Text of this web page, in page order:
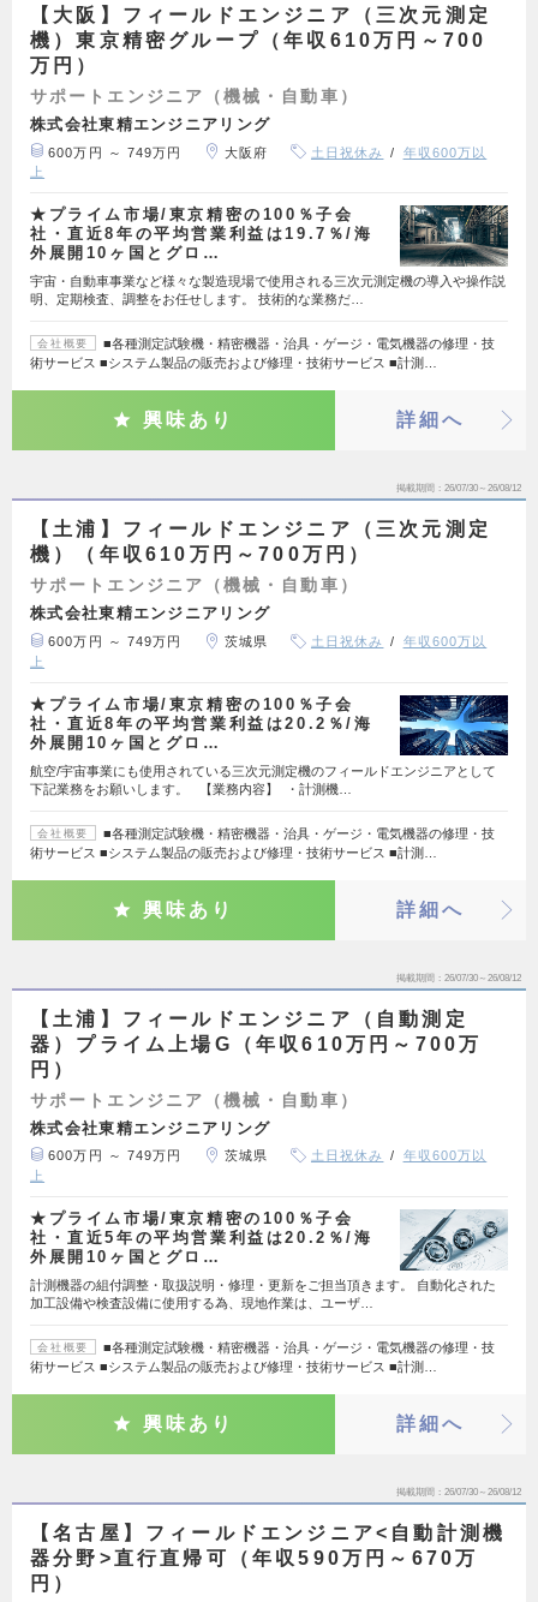
【大阪】フィールドエンジニア（三次元測定
機）東京精密グループ（年収610万円～700
万円）
サポートエンジニア（機械・自動車）
株式会社東精エンジニアリング
600万円 ～ 749万円 大阪府 土日祝休み
年収600万以
上
★プライム市場/東京精密の100％子会
社・直近8年の平均営業利益は19.7％/海
外展開10ヶ国とグロ…
宇宙・自動車事業など様々な製造現場で使用される三次元測定機の導入や操作説
明、定期検査、調整をお任せします。 技術的な業務だ…
会社概要
■各種測定試験機・精密機器・治具・ゲージ・電気機器の修理・技
術サービス ■システム製品の販売および修理・技術サービス ■計測…
興味あり 詳細へ
掲載期間 26/07/30～26/08/12
【土浦】フィールドエンジニア（三次元測定
機）（年収610万円～700万円）
サポートエンジニア（機械・自動車）
株式会社東精エンジニアリング
600万円 ～ 749万円 茨城県 土日祝休み
年収600万以
上
★プライム市場/東京精密の100％子会
社・直近8年の平均営業利益は20.2％/海
外展開10ヶ国とグロ…
航空/宇宙事業にも使用されている三次元測定機のフィールドエンジニアとして
下記業務をお願いします。 【業務内容】 ・計測機…
会社概要
■各種測定試験機・精密機器・治具・ゲージ・電気機器の修理・技
術サービス ■システム製品の販売および修理・技術サービス ■計測…
興味あり 詳細へ
掲載期間 26/07/30～26/08/12
【土浦】フィールドエンジニア（自動測定
器）プライム上場G（年収610万円～700万
円）
サポートエンジニア（機械・自動車）
株式会社東精エンジニアリング
600万円 ～ 749万円 茨城県 土日祝休み
年収600万以
上
★プライム市場/東京精密の100％子会
社・直近5年の平均営業利益は20.2％/海
外展開10ヶ国とグロ…
計測機器の組付調整・取扱説明・修理・更新をご担当頂きます。 自動化された
加工設備や検査設備に使用する為、現地作業は、ユーザ…
会社概要
■各種測定試験機・精密機器・治具・ゲージ・電気機器の修理・技
術サービス ■システム製品の販売および修理・技術サービス ■計測…
興味あり 詳細へ
掲載期間 26/07/30～26/08/12
【名古屋】フィールドエンジニア<自動計測機
器分野>直行直帰可（年収590万円～670万
円）